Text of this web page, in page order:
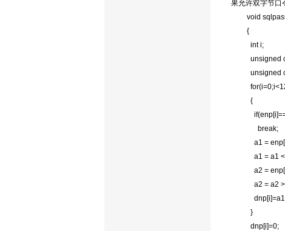
果允许双字节口
void
{
int i;
unsigned
unsigned
{
break;
a1 =
a1 = a1
a2 =
a2 = a2
}
dnp[i]=0;